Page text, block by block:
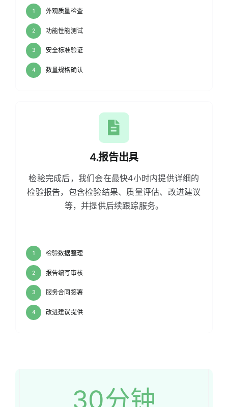
1 外观质量检查
2 功能性能测试
3 安全标准验证
4 数量规格确认
4.报告出具
检验完成后，我们会在最快4小时内提供详细的
检验报告，包含检验结果、质量评估、改进建议
等，并提供后续跟踪服务。
1 检验数据整理
2 报告编写审核
3 服务合同签署
4 改进建议提供
30分钟